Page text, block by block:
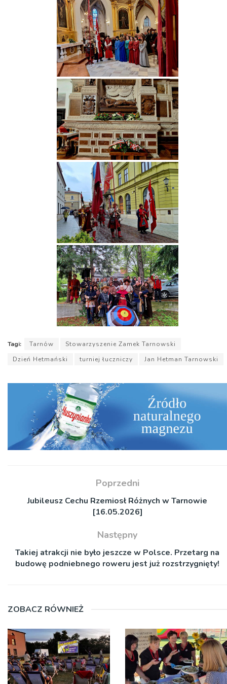
Tagi: Tarnów
Stowarzyszenie Zamek Tarnowski
Dzień Hetmański
turniej łuczniczy Jan Hetman Tarnowski
Poprzedni
Jubileusz Cechu Rzemiosł Różnych w Tarnowie
[16.05.2026]
Następny
Takiej atrakcji nie było jeszcze w Polsce. Przetarg na
budowę podniebnego roweru jest już rozstrzygnięty!
ZOBACZ RÓWNIEŻ